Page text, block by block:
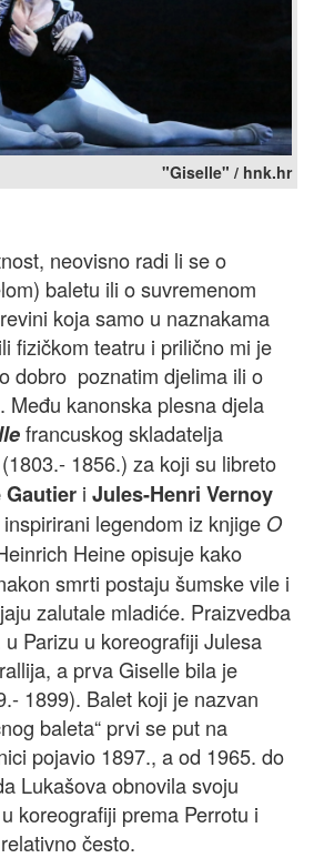
"Giselle" / hnk.hr
neovisno radi li se o
baletu ili o suvremenom
koja samo u naznakama
fizičkom teatru i prilično mi je
dobro poznatim djelima ili o
Među kanonska plesna djela
francuskog skladatelja
(1803.- 1856.) za koji su libreto
Gautier i Jules-Henri Vernoy
inspirirani legendom iz knjige O
Heine opisuje kako
smrti postaju šumske vile i
zalutale mladiće. Praizvedba
Parizu u koreografiji Julesa
a prva Giselle bila je
1899). Balet koji je nazvan
baleta“ prvi se put na
pojavio 1897., a od 1965. do
Lukašova obnovila svoju
koreografiji prema Perrotu i
često.